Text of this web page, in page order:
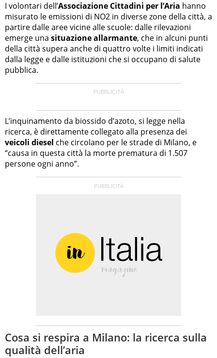
I volontari dell’Associazione Cittadini per l’Aria hanno
misurato le emissioni di NO2 in diverse zone della città, a
partire dalle aree vicine alle scuole: dalle rilevazioni
emerge una situazione allarmante, che in alcuni punti
della città supera anche di quattro volte i limiti indicati
dalla legge e dalle istituzioni che si occupano di salute
pubblica.
L’inquinamento da biossido d’azoto, si legge nella
ricerca, è direttamente collegato alla presenza dei
veicoli diesel che circolano per le strade di Milano, e
“causa in questa città la morte prematura di 1.507
persone ogni anno”.
Cosa si respira a Milano: la ricerca sulla
qualità dell’aria